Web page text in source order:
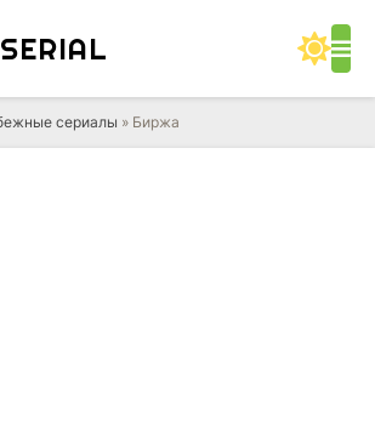
SERIAL
сериалы » Биржа